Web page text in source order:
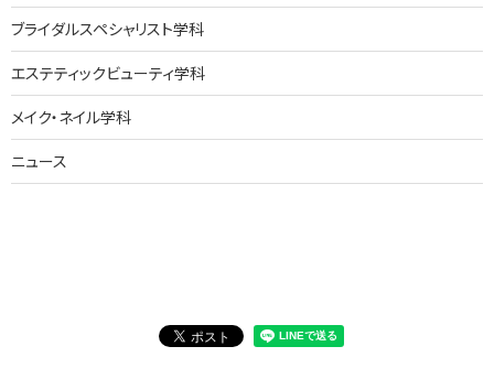
ブライダルスペシャリスト学科
エステティックビューティ学科
メイク・ネイル学科
ニュース